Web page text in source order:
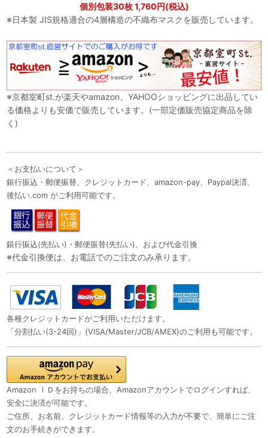
個別包装30枚 1,760円(税込)
※日本製 JIS規格適合の4層構造の不織布マスクを販売しています。
※京都室町st.が楽天やamazon、YAHOOショッピングに出品してい
る価格よりも安価で販売しています。(一部定価販売協定商品を除
く)
＜お支払いについて＞
銀行振込・郵便振替、クレジットカード、amazon-pay、Paypal決済、
後払い.com がご利用可能です。
銀行振込(先払い)・郵便振替(先払い)、および代金引換
※代金引換便は、お電話でのご注文のみ承ります。
各種クレジットカードがご利用いただけます。
「分割払い(3-24回)」(VISA/Master/JCB/AMEX)のご利用も可能です。
Amazon ＩＤをお持ちの場合、Amazonアカウントでログインすれば、
安全に決済が可能です。
ご住所、お名前、クレジットカード情報等の入力が不要で、簡単にご注
文のお手続きができます。